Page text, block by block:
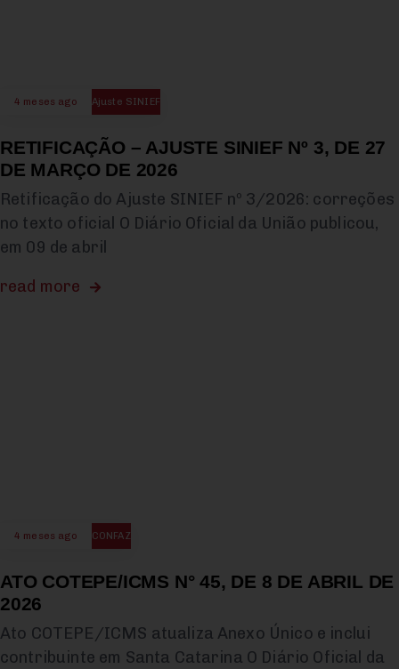
4 meses ago Ajuste SINIEF
RETIFICAÇÃO – AJUSTE SINIEF Nº 3, DE 27
DE MARÇO DE 2026
Retificação do Ajuste SINIEF nº 3/2026: correções
no texto oficial O Diário Oficial da União publicou,
em 09 de abril
read more
4 meses ago CONFAZ
ATO COTEPE/ICMS N° 45, DE 8 DE ABRIL DE
2026
Ato COTEPE/ICMS atualiza Anexo Único e inclui
contribuinte em Santa Catarina O Diário Oficial da